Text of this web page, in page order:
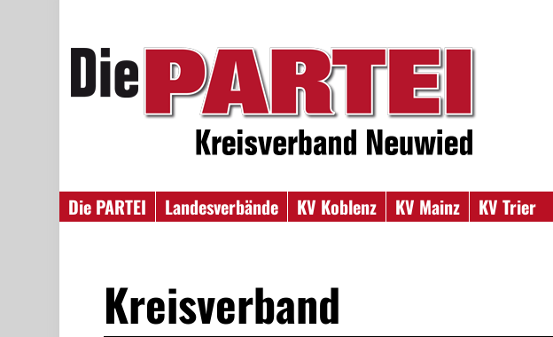
Die PARTEI Landesverbände KV Koblenz KV Mainz
KV Trier
Kreisverband